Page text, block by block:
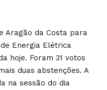
Aragão da Costa para
Energia Elétrica
hoje. Foram 31 votos
duas abstenções. A
na sessão do dia